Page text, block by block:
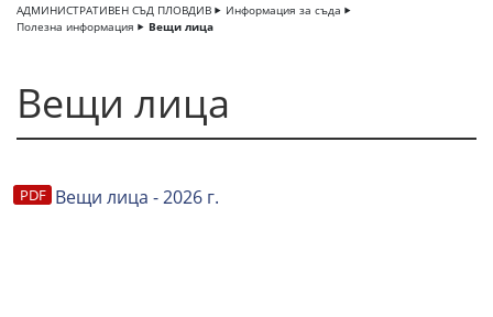
АДМИНИСТРАТИВЕН СЪД ПЛОВДИВ
Информация за съда
Полезна информация
Вещи лица
Вещи лица
Вещи лица - 2026 г.